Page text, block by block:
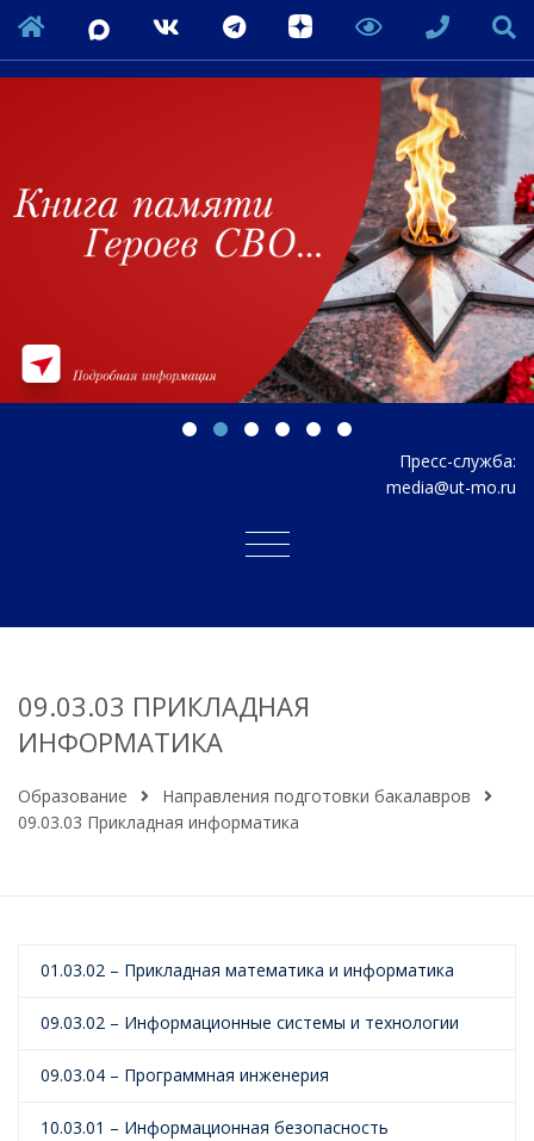
Пресс-служба:
media@ut-mo.ru
09.03.03 ПРИКЛАДНАЯ
ИНФОРМАТИКА
Образование
Направления подготовки бакалавров
09.03.03 Прикладная информатика
01.03.02 – Прикладная математика и информатика
09.03.02 – Информационные системы и технологии
09.03.04 – Программная инженерия
10.03.01 – Информационная безопасность